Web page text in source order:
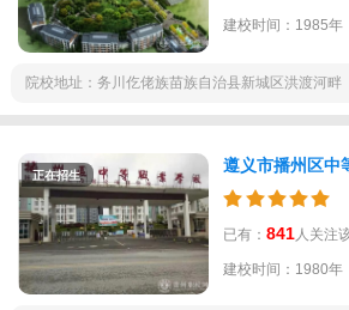
建校时间：1985年
院校地址：务川仡佬族苗族自治县新城区洪渡河畔
正在招生
遵义市播州区中
已有：841人关注
建校时间：1980年